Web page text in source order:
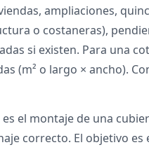
ampliaciones,
o costaneras),
si existen. Para una
(m² o largo × ancho).
el montaje de una
correcto. El objetivo